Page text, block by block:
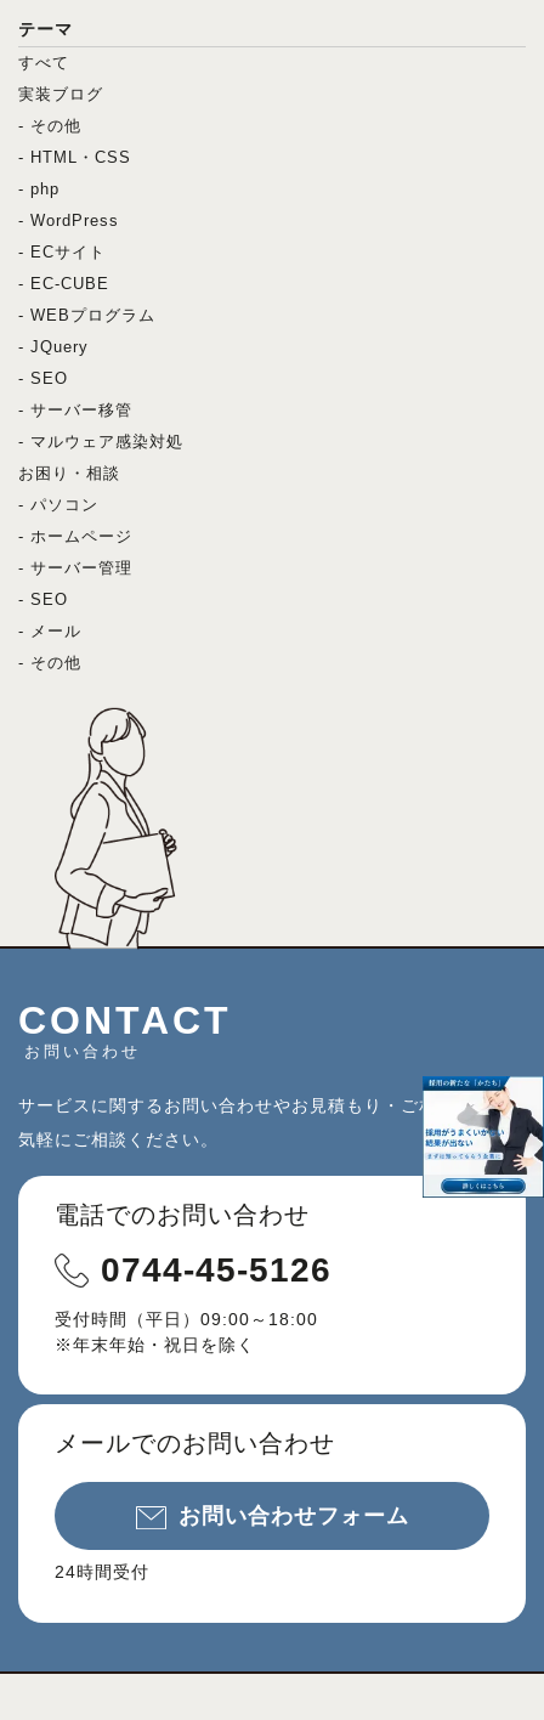
テーマ
すべて
実装ブログ
- その他
- HTML・CSS
- php
- WordPress
- ECサイト
- EC-CUBE
- WEBプログラム
- JQuery
- SEO
- サーバー移管
- マルウェア感染対処
お困り・相談
- パソコン
- ホームページ
- サーバー管理
- SEO
- メール
- その他
CONTACT
お問い合わせ
サービスに関するお問い合わせやお見積もり・ご相談などお
気軽にご相談ください。
電話でのお問い合わせ
0744-45-5126
受付時間（平日）09:00～18:00
※年末年始・祝日を除く
メールでのお問い合わせ
お問い合わせフォーム
24時間受付